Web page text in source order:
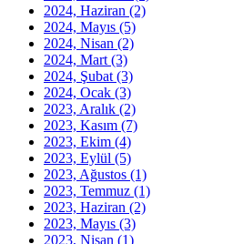
2024, Haziran (2)
2024, Mayıs (5)
2024, Nisan (2)
2024, Mart (3)
2024, Şubat (3)
2024, Ocak (3)
2023, Aralık (2)
2023, Kasım (7)
2023, Ekim (4)
2023, Eylül (5)
2023, Ağustos (1)
2023, Temmuz (1)
2023, Haziran (2)
2023, Mayıs (3)
2023, Nisan (1)